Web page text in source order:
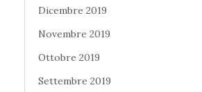
Dicembre 2019
Novembre 2019
Ottobre 2019
Settembre 2019